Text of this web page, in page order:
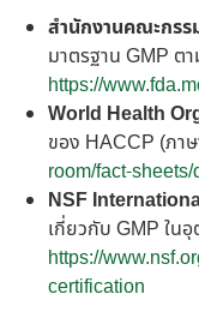
สำนักงานคณะกรร
มาตรฐาน GMP ต
https://
World Health
ของ HACCP (ภา
room/fact-
NSF
เกี่ยวกับ GMP ใน
https://
certification